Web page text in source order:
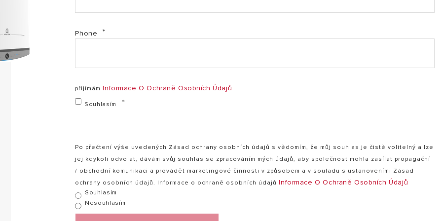
Phone
přijímámInformace O Ochraně Osobních Údajů
Souhlasím
Po přečtení výše uvedených Zásad ochrany osobních údajů s vědomím, že můj souhlas je čistě volitelný a lze
jej kdykoli odvolat, dávám svůj souhlas se zpracováním mých údajů, aby společnost mohla zasílat propagační
/ obchodní komunikaci a provádět marketingové činnosti v způsobem a v souladu s ustanoveními Zásad
ochrany osobních údajů. Informace o ochraně osobních údajů Informace O Ochraně Osobních Údajů
Souhlasím
Nesouhlasím